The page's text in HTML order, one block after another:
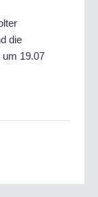
die
um 19.07